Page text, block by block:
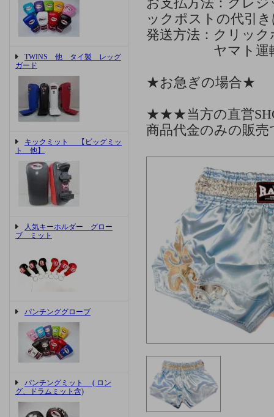
TWINS 他 タイ製 レッグ
ガード
キックミット 【ビッグミッ
ト 他】
人気キーホルダー グロー
ブ ミット
パンチンググローブ
パンチングミット ( ロン
グ、ドラムミット含)
お支払方法：クレ
ックポストの代引
発送方法：クリッ
ヤマト運輸、
★お急ぎの場合★
★★★当方の直営
商品代金のみの販